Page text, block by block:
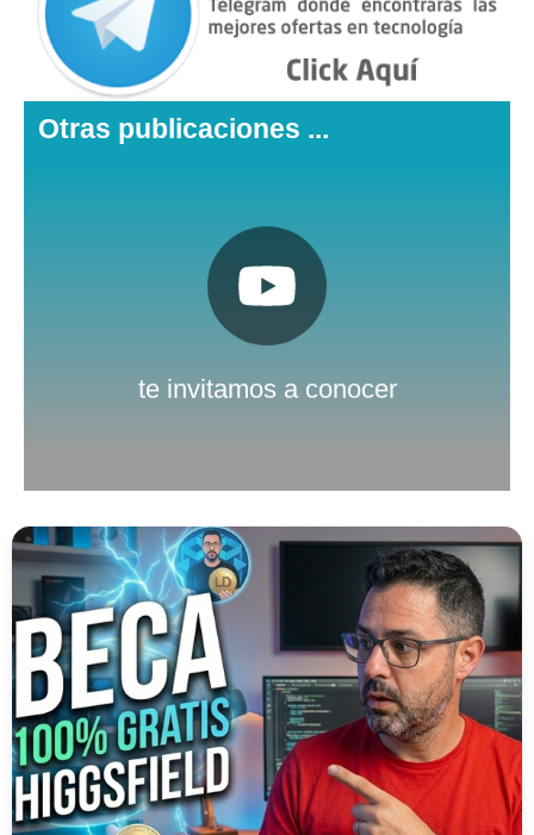
Otras publicaciones ...
te invitamos a conocer
Pulsa aquí